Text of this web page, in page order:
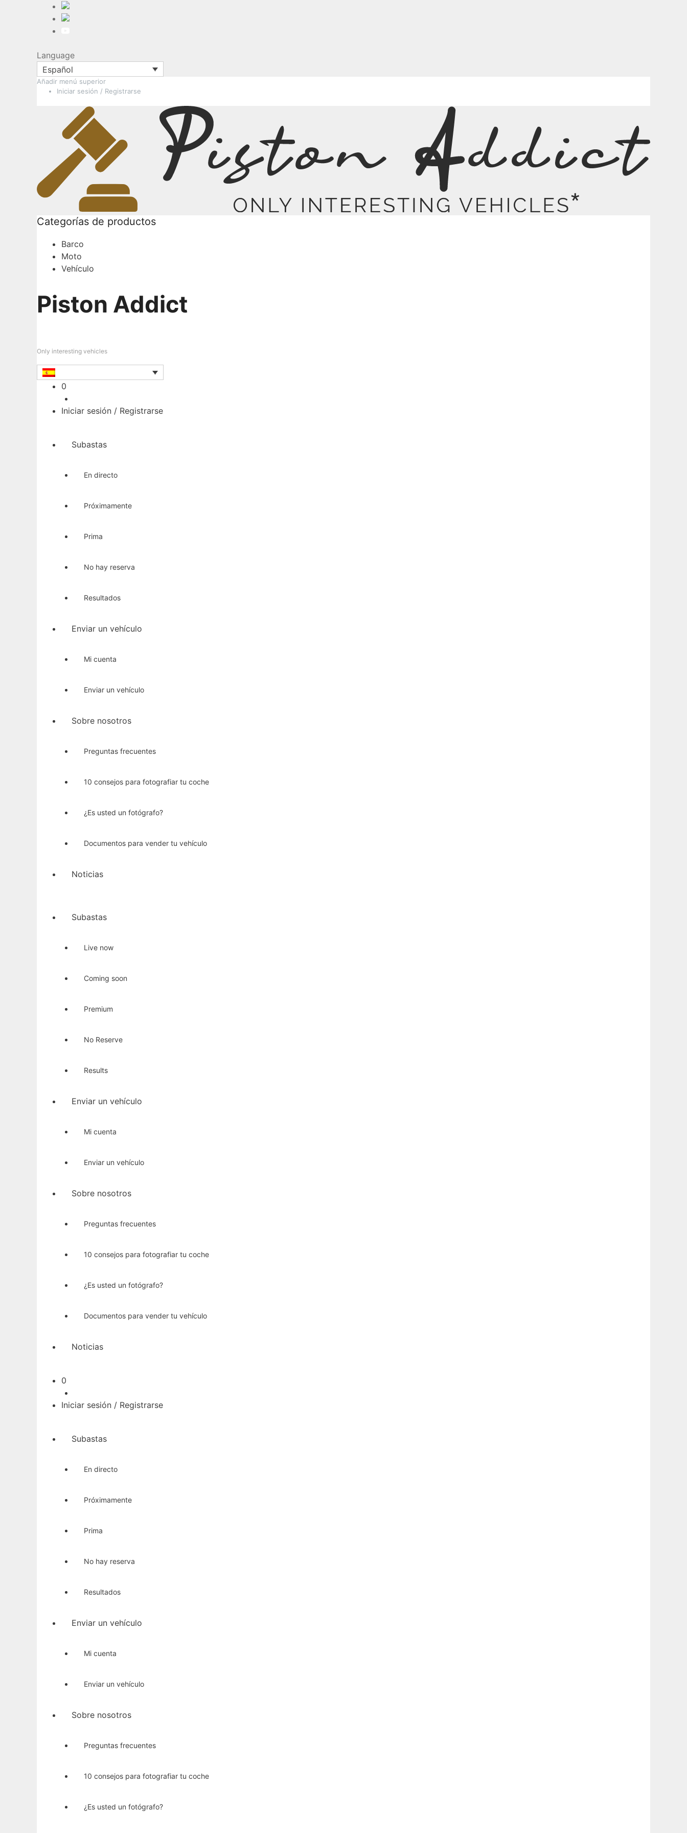
Language
Español
Ir
Añadir menú superior
Iniciar sesión / Registrarse
Categorías de productos
Barco
Moto
Vehículo
Piston Addict
Only interesting vehicles
Carrito
0
Iniciar sesión / Registrarse
Subastas
En directo
Próximamente
Prima
No hay reserva
Resultados
Enviar un vehículo
Mi cuenta
Enviar un vehículo
Sobre nosotros
Preguntas frecuentes
10 consejos para fotografiar tu coche
¿Es usted un fotógrafo?
Documentos para vender tu vehículo
Noticias
Subastas
Live now
Coming soon
Premium
No Reserve
Results
Enviar un vehículo
Mi cuenta
Enviar un vehículo
Sobre nosotros
Preguntas frecuentes
10 consejos para fotografiar tu coche
¿Es usted un fotógrafo?
Documentos para vender tu vehículo
Noticias
Carrito
0
Iniciar sesión / Registrarse
Subastas
En directo
Próximamente
Prima
No hay reserva
Resultados
Enviar un vehículo
Mi cuenta
Enviar un vehículo
Sobre nosotros
Preguntas frecuentes
10 consejos para fotografiar tu coche
¿Es usted un fotógrafo?